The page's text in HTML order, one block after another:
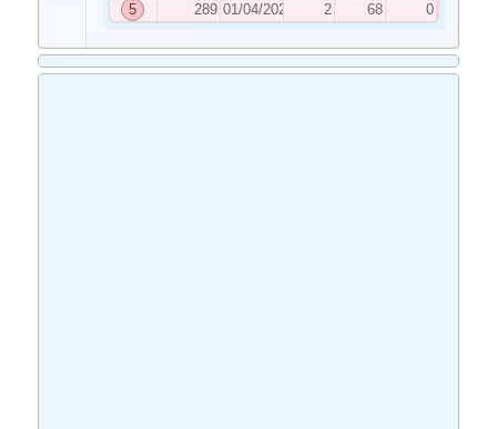
5
289 01/04/2026 2 68 0